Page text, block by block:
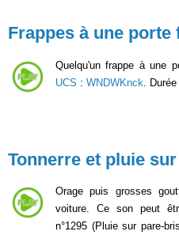
Frappes à une porte
Quelqu'un frappe à une
UCS : WNDWKnck .
Tonnerre et pluie
Orage puis grosses
voiture. Ce son peut
n°1295 (Pluie sur pare-